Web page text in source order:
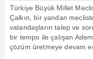
Türkiye Büyük Millet
Çalkın, bir yandan
vatandaşların talep ve
bir tempo ile çalışan
çözüm üretmeye devam